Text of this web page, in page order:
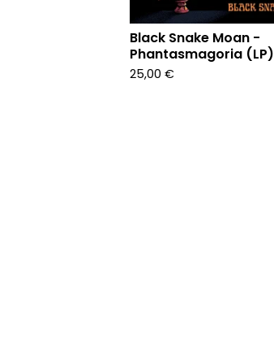
Black Snake Moan -
Phantasmagoria (LP)
25,00 €